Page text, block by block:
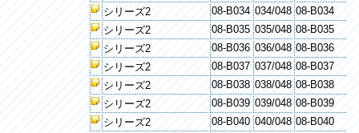
シリーズ2
08-B034 034/048 08-B034
シリーズ2
08-B035 035/048 08-B035
シリーズ2
08-B036 036/048 08-B036
シリーズ2
08-B037 037/048 08-B037
シリーズ2
08-B038 038/048 08-B038
シリーズ2
08-B039 039/048 08-B039
シリーズ2
08-B040 040/048 08-B040